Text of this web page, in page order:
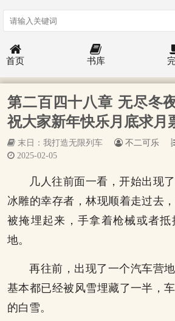
首页 书库
第二百四十八章 无尽冬
祝大家新年快乐月底求月
末日：我打造无限列车 不二可乐
2025-02-05
几人往前面一看，开始出现
冰雕的幸存者，林现顺着走过去
被掩埋起来，手拿着枪械或者
地。
再往前，出现了一个汽车营
基本都已经被风雪埋藏了一半，
的白雪。